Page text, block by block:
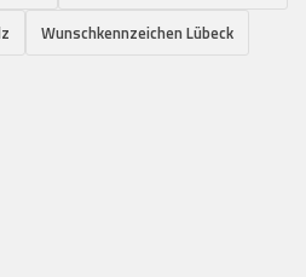
Wunschkennzeichen Lübeck